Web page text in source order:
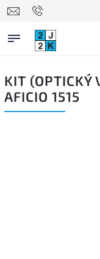
KIT (OPTICKÝ
AFICIO 1515